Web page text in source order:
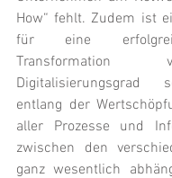
How“ fehlt. Zudem ist
für eine
Digitalisierungsgrad
entlang der
aller Prozesse und
zwischen den
ganz wesentlich